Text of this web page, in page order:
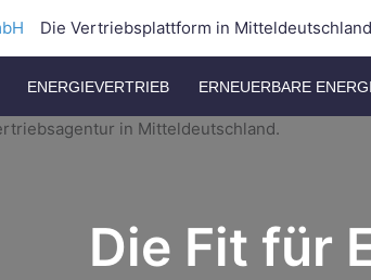
Die Vertriebsplattform in Mitteldeutschland
ENERGIEVERTRIEB ERNEUERBARE
Die Fit für